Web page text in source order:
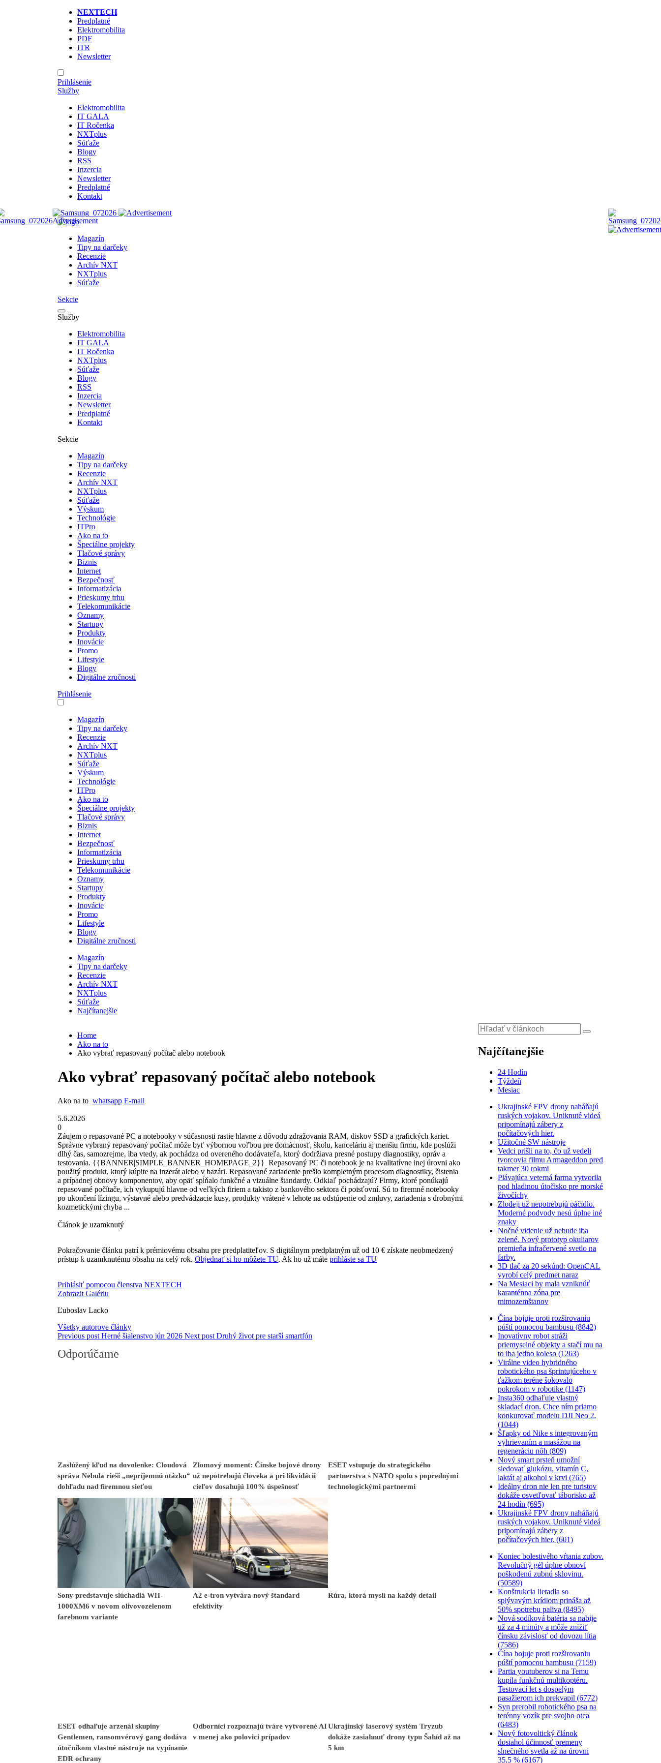
NEXTECH
Predplatné
Elektromobilita
PDF
ITR
Newsletter
Prihlásenie
Služby
Elektromobilita
IT GALA
IT Ročenka
NXTplus
Súťaže
Blogy
RSS
Inzercia
Newsletter
Predplatné
Kontakt
Magazín
Tipy na darčeky
Recenzie
Archív NXT
NXTplus
Súťaže
Sekcie
Služby
Elektromobilita
IT GALA
IT Ročenka
NXTplus
Súťaže
Blogy
RSS
Inzercia
Newsletter
Predplatné
Kontakt
Sekcie
Magazín
Tipy na darčeky
Recenzie
Archív NXT
NXTplus
Súťaže
Výskum
Technológie
ITPro
Ako na to
Špeciálne projekty
Tlačové správy
Biznis
Internet
Bezpečnosť
Informatizácia
Prieskumy trhu
Telekomunikácie
Oznamy
Startupy
Produkty
Inovácie
Promo
Lifestyle
Blogy
Digitálne zručnosti
Prihlásenie
Magazín
Tipy na darčeky
Recenzie
Archív NXT
NXTplus
Súťaže
Výskum
Technológie
ITPro
Ako na to
Špeciálne projekty
Tlačové správy
Biznis
Internet
Bezpečnosť
Informatizácia
Prieskumy trhu
Telekomunikácie
Oznamy
Startupy
Produkty
Inovácie
Promo
Lifestyle
Blogy
Digitálne zručnosti
Magazín
Tipy na darčeky
Recenzie
Archív NXT
NXTplus
Súťaže
Najčítanejšie
Home
Ako na to
Ako vybrať repasovaný počítač alebo notebook
Ako vybrať repasovaný počítač alebo notebook
Ako na to whatsapp E-mail
5.6.2026
0
Záujem o repasované PC a notebooky v súčasnosti rastie hlavne z dôvodu zdražovania RAM, diskov SSD a grafických kariet.
Správne vybraný repasovaný počítač môže byť výbornou voľbou pre domácnosť, školu, kanceláriu aj menšiu firmu, kde poslúži
dlhý čas, samozrejme, iba vtedy, ak pochádza od overeného dodávateľa, ktorý dodržiava presné postupy diagnostiky, opráv a
testovania. {{BANNER|SIMPLE_BANNER_HOMEPAGE_2}} Repasovaný PC či notebook je na kvalitatívne inej úrovni ako
použitý produkt, ktorý kúpite na inzerát alebo v bazári. Repasované zariadenie prešlo kompletným procesom diagnostiky, čistenia
a prípadnej obnovy komponentov, aby opäť spĺňalo funkčné a vizuálne štandardy. Odkiaľ pochádzajú? Firmy, ktoré ponúkajú
repasované počítače, ich vykupujú hlavne od veľkých firiem a takisto z bankového sektora či poisťovní. Sú to firemné notebooky
po ukončení lízingu, výstavné alebo predvádzacie kusy, produkty vrátené v lehote na odstúpenie od zmluvy, zariadenia s drobnými
kozmetickými chyba ...
Článok je uzamknutý
Pokračovanie článku patrí k prémiovému obsahu pre predplatiteľov. S digitálnym predplatným už od 10 € získate neobmedzený
prístup k uzamknutému obsahu na celý rok. Objednať si ho môžete TU. Ak ho už máte prihláste sa TU
Prihlásiť pomocou členstva NEXTECH
Zobrazit Galériu
Ľuboslav Lacko
Všetky autorove články
Previous post Herné šialenstvo jún 2026 Next post Druhý život pre starší smartfón
Odporúčame
Zaslúžený kľud na dovolenke: Cloudová
správa Nebula rieši „nepríjemnú otázku“
dohľadu nad firemnou sieťou
Zlomový moment: Čínske bojové drony
už nepotrebujú človeka a pri likvidácii
cieľov dosahujú 100% úspešnosť
ESET vstupuje do strategického
partnerstva s NATO spolu s poprednými
technologickými partnermi
Sony predstavuje slúchadlá WH-
1000XM6 v novom olivovozelenom
farebnom variante
A2 e-tron vytvára nový štandard
efektivity
Rúra, ktorá myslí na každý detail
ESET odhaľuje arzenál skupiny
Gentlemen, ransomvérový gang dodáva
útočníkom vlastné nástroje na vypínanie
EDR ochrany
Odborníci rozpoznajú tváre vytvorené AI
v menej ako polovici prípadov
Ukrajinský laserový systém Tryzub
dokáže zasiahnuť drony typu Šahíd až na
5 km
Najčítanejšie
24 Hodín
Týždeň
Mesiac
Ukrajinské FPV drony naháňajú
ruských vojakov. Uniknuté videá
pripomínajú zábery z
počítačových hier.
Užitočné SW nástroje
Vedci prišli na to, čo už vedeli
tvorcovia filmu Armageddon pred
takmer 30 rokmi
Plávajúca veterná farma vytvorila
pod hladinou útočisko pre morské
živočíchy
Zlodeji už nepotrebujú páčidlo.
Moderné podvody nesú úplne iné
znaky
Nočné videnie už nebude iba
zelené. Nový prototyp okuliarov
premieňa infračervené svetlo na
farby.
3D tlač za 20 sekúnd: OpenCAL
vyrobí celý predmet naraz
Na Mesiaci by mala vzniknúť
karanténna zóna pre
mimozemštanov
Čína bojuje proti rozširovaniu
púští pomocou bambusu (8842)
Inovatívny robot stráži
priemyselné objekty a stačí mu na
to iba jedno koleso (1263)
Virálne video hybridného
robotického psa šprintujúceho v
ťažkom teréne šokovalo
pokrokom v robotike (1147)
Insta360 odhaľuje vlastný
skladací dron. Chce ním priamo
konkurovať modelu DJI Neo 2.
(1044)
Šľapky od Nike s integrovaným
vyhrievaním a masážou na
regeneráciu nôh (809)
Nový smart prsteň umožní
sledovať glukózu, vitamín C,
laktát aj alkohol v krvi (765)
Ideálny dron nie len pre turistov
dokáže osvetľovať táborisko až
24 hodín (695)
Ukrajinské FPV drony naháňajú
ruských vojakov. Uniknuté videá
pripomínajú zábery z
počítačových hier. (601)
Koniec bolestivého vŕtania zubov.
Revolučný gél úplne obnoví
poškodenú zubnú sklovinu.
(50589)
Konštrukcia lietadla so
splývavým krídlom prináša až
50% spotrebu paliva (8495)
Nová sodíková batéria sa nabije
už za 4 minúty a môže znížiť
čínsku závislosť od dovozu lítia
(7586)
Čína bojuje proti rozširovaniu
púští pomocou bambusu (7159)
Partia youtuberov si na Temu
kupila funkčnú multikoptéru.
Testovací let s dospelým
pasažierom ich prekvapil (6772)
Syn prerobil robotického psa na
terénny vozík pre svojho otca
(6483)
Nový fotovoltický článok
dosiahol účinnosť premeny
slnečného svetla až na úrovni
35,5 % (6167)